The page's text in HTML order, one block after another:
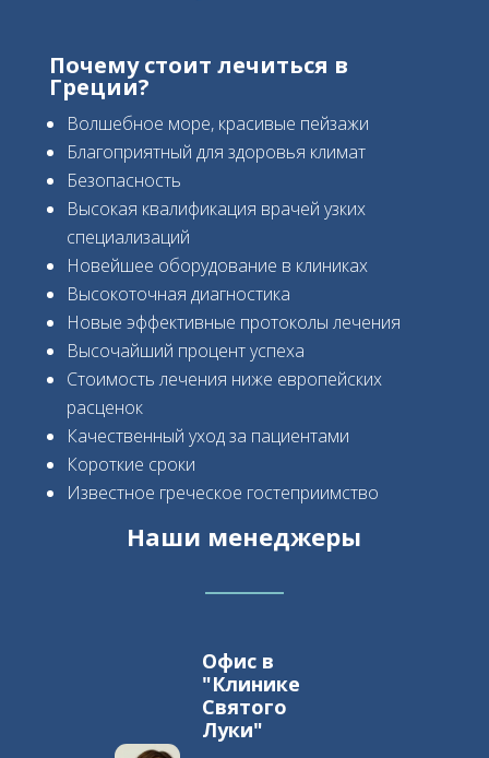
Почему стоит лечиться в
Греции?
Волшебное море, красивые пейзажи
Благоприятный для здоровья климат
Безопасность
Высокая квалификация врачей узких
специализаций
Новейшее оборудование в клиниках
Высокоточная диагностика
Новые эффективные протоколы лечения
Высочайший процент успеха
Стоимость лечения ниже европейских
расценок
Качественный уход за пациентами
Короткие сроки
Известное греческое гостеприимство
Наши менеджеры
Офис в
"Клинике
Святого
Луки"